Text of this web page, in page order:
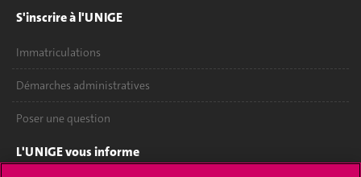
S'inscrire à l'UNIGE
Immatriculations
Démarches administratives
Poser une question
L'UNIGE vous informe